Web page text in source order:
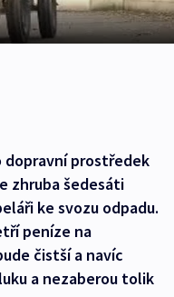
dopravní prostředek
zhruba šedesáti
ke svozu odpadu.
peníze na
čistší a navíc
a nezaberou tolik